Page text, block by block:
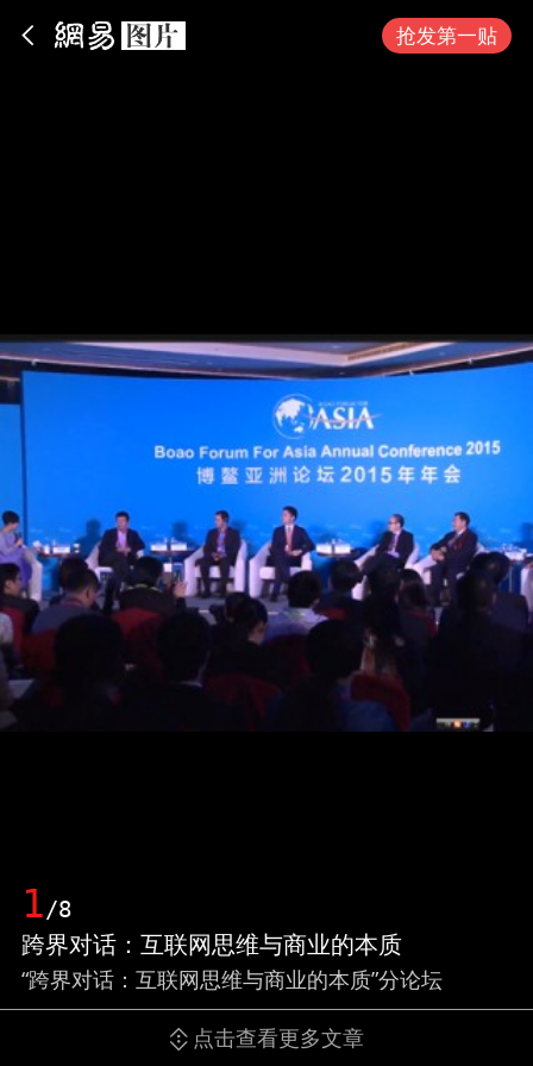
抢发第一贴
1/8
跨界对话：互联网思维与商业的本质
“跨界对话：互联网思维与商业的本质”分论坛
点击查看更多文章